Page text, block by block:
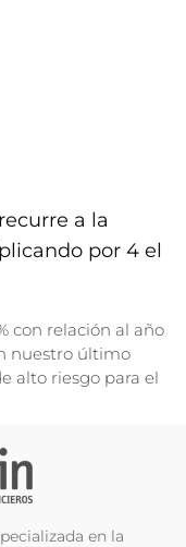
a la
por 4 el
con relación al año
nuestro último
alto riesgo para el
en la